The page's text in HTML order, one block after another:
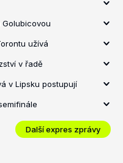
užívá
v řadě
v Lipsku postupují
Další expres zprávy